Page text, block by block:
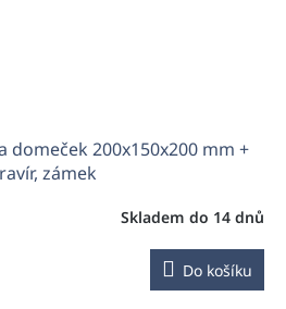
domeček 200x150x200 mm +
zámek
Skladem do 14 dnů
Do košíku